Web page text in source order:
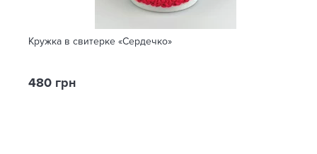
Кружка в свитерке «Сердечко»
480 грн